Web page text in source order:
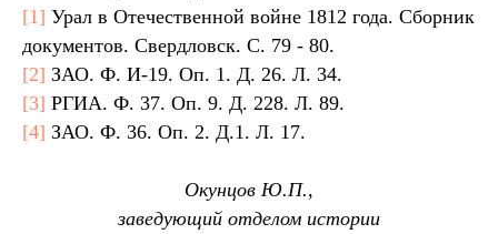
[1] Урал в Отечественной войне 1812 года. Сборник
документов. Свердловск. С. 79 - 80.
[2] ЗАО. Ф. И-19. Оп. 1. Д. 26. Л. 34.
[3] РГИА. Ф. 37. Оп. 9. Д. 228. Л. 89.
[4] ЗАО. Ф. 36. Оп. 2. Д.1. Л. 17.
Окунцов Ю.П.,
заведующий отделом истории